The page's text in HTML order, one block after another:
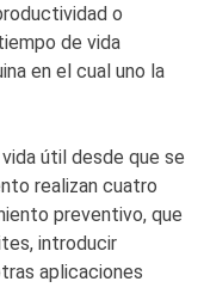
o
de vida
en el cual uno la
útil desde que se
realizan cuatro
preventivo, que
introducir
aplicaciones